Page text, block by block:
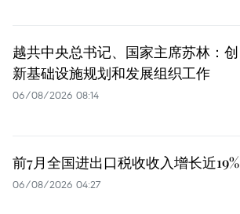
越共中央总书记、国家主席苏林：创
新基础设施规划和发展组织工作
06/08/2026 08:14
前7月全国进出口税收收入增长近19%
06/08/2026 04:27